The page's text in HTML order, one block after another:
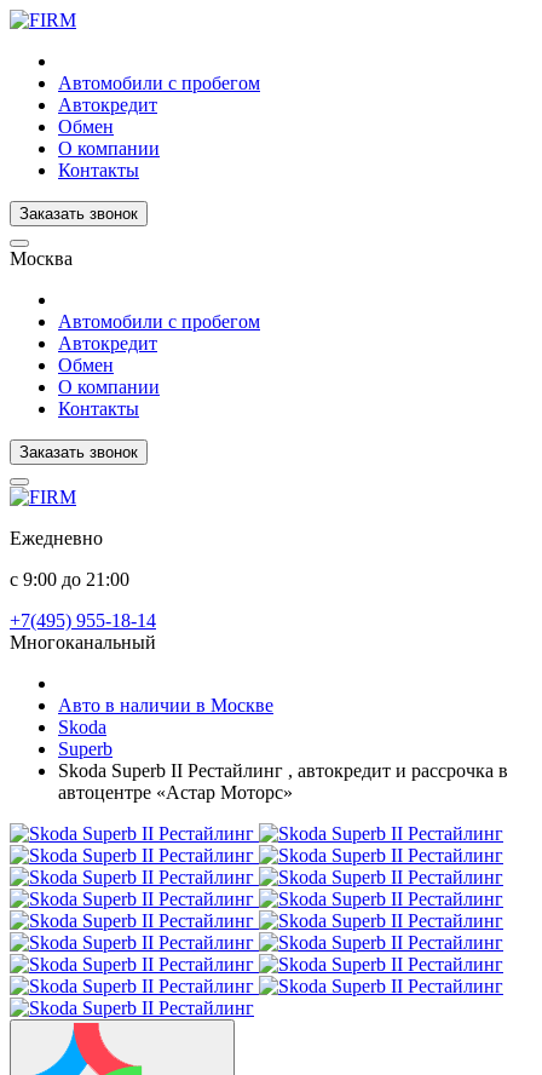
Автомобили с пробегом
Автокредит
Обмен
О компании
Контакты
Заказать звонок
Москва
Автомобили с пробегом
Автокредит
Обмен
О компании
Контакты
Заказать звонок
Ежедневно
с 9:00 до 21:00
+7(495) 955-18-14
Многоканальный
Авто в наличии в Москве
Skoda
Superb
Skoda Superb II Рестайлинг , автокредит и рассрочка в
автоцентре «Астар Моторс»